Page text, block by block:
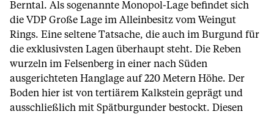
Berntal. Als sogenannte Monopol-Lage befindet sich
die VDP Große Lage im Alleinbesitz vom Weingut
Rings. Eine seltene Tatsache, die auch im Burgund für
die exklusivsten Lagen überhaupt steht. Die Reben
wurzeln im Felsenberg in einer nach Süden
ausgerichteten Hanglage auf 220 Metern Höhe. Der
Boden hier ist von tertiärem Kalkstein geprägt und
ausschließlich mit Spätburgunder bestockt. Diesen